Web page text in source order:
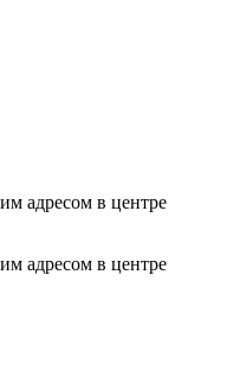
адресом в центре
адресом в центре